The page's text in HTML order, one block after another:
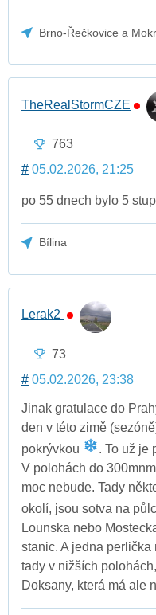
Brno-Řečkovice a
TheRealStormCZE
763
# 05.02.2026, 21:25
po 55 dnech bylo 5
Bílina
Lerak2
73
# 05.02.2026, 23:38
Jinak gratulace do
den v této zimě
pokrývkou
. To už je
V polohách do
moc nebude. Tady
okolí, jsou sotva na
Lounska nebo
stanic. A jedna
tady v nižších
Doksany, která má ale